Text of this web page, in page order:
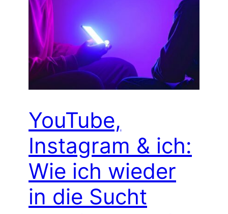
YouTube,
Instagram & ich:
Wie ich wieder
in die Sucht